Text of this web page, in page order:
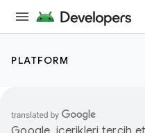
PLATFORM